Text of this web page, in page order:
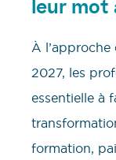
leur mot
À l’approche
2027, les
essentielle à
formation,